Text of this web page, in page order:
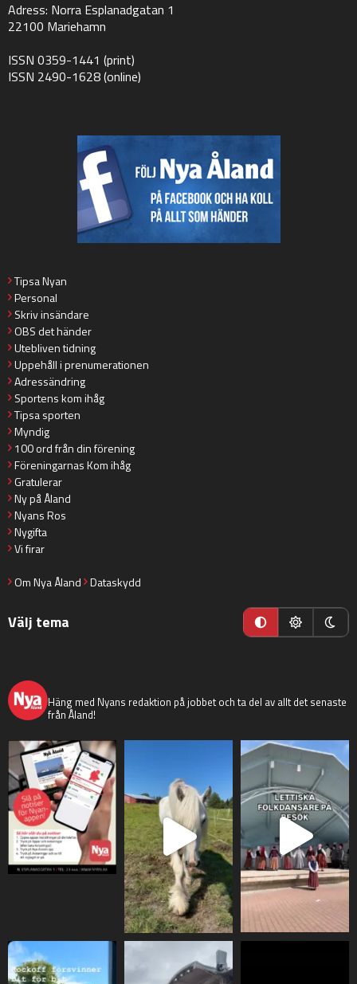
Adress: Norra Esplanadgatan 1
22100 Mariehamn
ISSN 0359-1441 (print)
ISSN 2490-1628 (online)
Tipsa Nyan
Personal
Skriv insändare
OBS det händer
Utebliven tidning
Uppehåll i prenumerationen
Adressändring
Sportens kom ihåg
Tipsa sporten
Myndig
100 ord från din förening
Föreningarnas Kom ihåg
Gratulerar
Ny på Åland
Nyans Ros
Nygifta
Vi firar
Om Nya Åland Dataskydd
Välj tema
Häng med Nyans redaktion på jobbet och ta del av allt det senaste
från Åland!